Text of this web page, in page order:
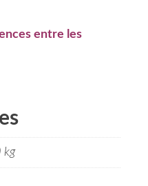
entre les
kg